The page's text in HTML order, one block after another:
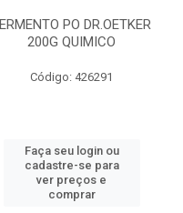
PO DR.OETKER
200G QUIMICO
Código: 426291
Faça seu login ou
cadastre-se para
ver preços e
comprar